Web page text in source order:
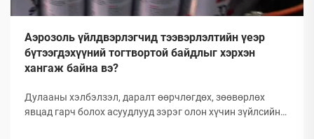
Аэрозоль үйлдвэрлэгчид тээвэрлэлтийн үеэр
бүтээгдэхүүний тогтвортой байдлыг хэрхэн
хангаж байна вэ?
Дулааны хэлбэлзэл, даралт өөрчлөгдөх, зөөвөрлөх
явцад гарч болох асуудлууд зэрэг олон хүчин зүйлсийн